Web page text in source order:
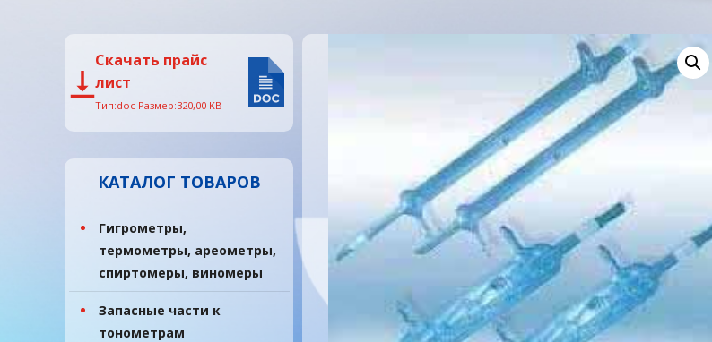
Скачать прайс
лист
Тип:doc Размер:320,00 KB
КАТАЛОГ ТОВАРОВ
Гигрометры,
термометры, ареометры,
спиртомеры, виномеры
Запасные части к
тонометрам